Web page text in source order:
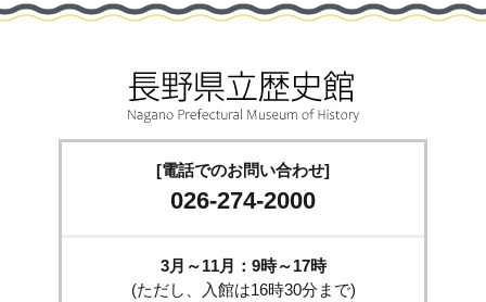
[電話でのお問い合わせ]
026-274-2000
3月～11月：9時～17時
(ただし、入館は16時30分まで)